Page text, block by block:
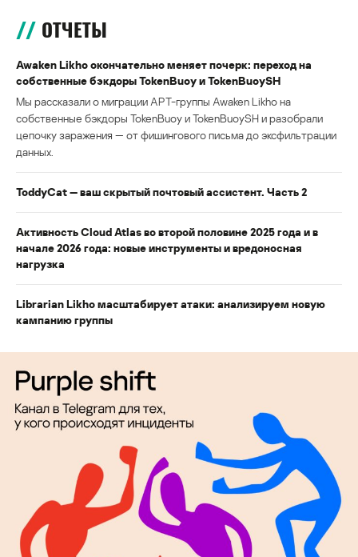
ОТЧЕТЫ
Awaken Likho окончательно меняет почерк: переход на
собственные бэкдоры TokenBuoy и TokenBuoySH
Мы рассказали о миграции APT-группы Awaken Likho на
собственные бэкдоры TokenBuoy и TokenBuoySH и разобрали
цепочку заражения — от фишингового письма до эксфильтрации
данных.
ToddyCat — ваш скрытый почтовый ассистент. Часть 2
Активность Cloud Atlas во второй половине 2025 года и в
начале 2026 года: новые инструменты и вредоносная
нагрузка
Librarian Likho масштабирует атаки: анализируем новую
кампанию группы